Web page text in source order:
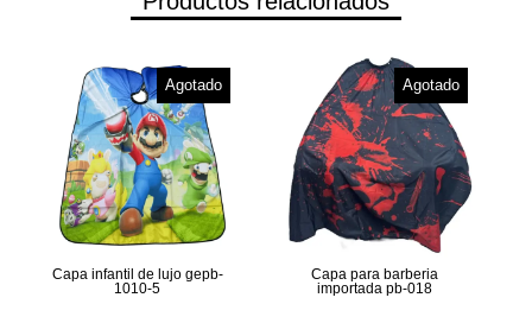
Agotado
Capa infantil de lujo gepb-
1010-5
Agotado
Capa para barberia
importada pb-018